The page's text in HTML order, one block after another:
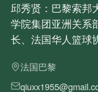
邱秀贤：巴黎索邦
学院集团亚洲关系
长、法国华人篮球
法国巴黎